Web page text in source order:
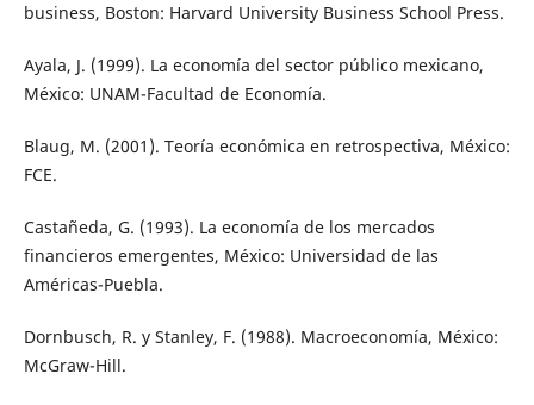
business, Boston: Harvard University Business School Press.
Ayala, J. (1999). La economía del sector público mexicano,
México: UNAM-Facultad de Economía.
Blaug, M. (2001). Teoría económica en retrospectiva, México:
FCE.
Castañeda, G. (1993). La economía de los mercados
financieros emergentes, México: Universidad de las
Américas-Puebla.
Dornbusch, R. y Stanley, F. (1988). Macroeconomía, México:
McGraw-Hill.